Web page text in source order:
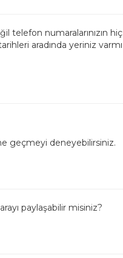
telefon numaralarınızın hiç
aradında yeriniz varmı
geçmeyi deneyebilirsiniz.
paylaşabilir misiniz?